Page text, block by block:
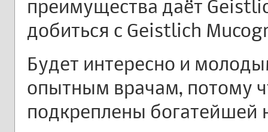
преимущества даёт
добиться с Geistlich
Будет интересно и
опытным врачам, потому
подкреплены богатейшей